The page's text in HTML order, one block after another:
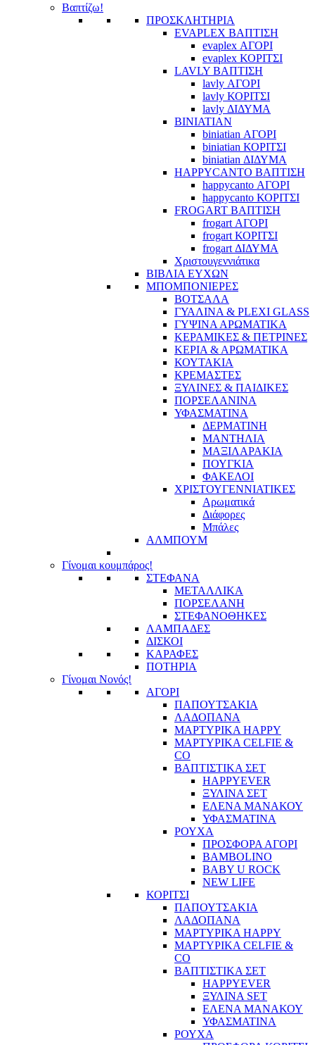
Βαπτίζω!
ΠΡΟΣΚΛΗΤΗΡΙΑ
EVAPLEX ΒΑΠΤΙΣΗ
evaplex ΑΓΟΡΙ
evaplex ΚΟΡΙΤΣΙ
LAVLY ΒΑΠΤΙΣΗ
lavly ΑΓΟΡΙ
lavly ΚΟΡΙΤΣΙ
lavly ΔΙΔΥΜΑ
BINIATIAN
biniatian ΑΓΟΡΙ
biniatian ΚΟΡΙΤΣΙ
biniatian ΔΙΔΥΜΑ
HAPPYCANTO ΒΑΠΤΙΣΗ
happycanto ΑΓΟΡΙ
happycanto ΚΟΡΙΤΣΙ
FROGART ΒΑΠΤΙΣΗ
frogart ΑΓΟΡΙ
frogart ΚΟΡΙΤΣΙ
frogart ΔΙΔΥΜΑ
Χριστουγεννιάτικα
ΒΙΒΛΙΑ ΕΥΧΩΝ
ΜΠΟΜΠΟΝΙΕΡΕΣ
ΒΟΤΣΑΛΑ
ΓΥΑΛΙΝΑ & PLEXI GLASS
ΓΥΨΙΝΑ ΑΡΩΜΑΤΙΚΑ
ΚΕΡΑΜΙΚΕΣ & ΠΕΤΡΙΝΕΣ
ΚΕΡΙΑ & ΑΡΩΜΑΤΙΚΑ
ΚΟΥΤΑΚΙΑ
ΚΡΕΜΑΣΤΕΣ
ΞΥΛΙΝΕΣ & ΠΑΙΔΙΚΕΣ
ΠΟΡΣΕΛΑΝΙΝΑ
ΥΦΑΣΜΑΤΙΝA
ΔΕΡΜΑΤΙΝΗ
ΜΑΝΤΗΛΙΑ
ΜΑΞΙΛΑΡΑΚΙΑ
ΠΟΥΓΚΙΑ
ΦΑΚΕΛΟΙ
ΧΡΙΣΤΟΥΓΕΝΝΙΑΤΙΚΕΣ
Αρωματικά
Διάφορες
Μπάλες
ΑΛΜΠΟΥΜ
Γίνομαι κουμπάρος!
ΣΤΕΦΑΝΑ
ΜΕΤΑΛΛΙΚΑ
ΠΟΡΣΕΛΑΝΗ
ΣΤΕΦΑΝΟΘΗΚΕΣ
ΛΑΜΠΑΔΕΣ
ΔΙΣΚΟΙ
ΚΑΡΑΦΕΣ
ΠΟΤΗΡΙΑ
Γίνομαι Νονός!
ΑΓΟΡΙ
ΠΑΠΟΥΤΣΑΚΙΑ
ΛΑΔΟΠΑΝΑ
ΜΑΡΤΥΡΙΚΑ HAPPY
ΜΑΡΤΥΡΙΚΑ CELFIE &
CO
ΒΑΠΤΙΣΤΙΚΑ ΣΕΤ
HAPPYEVER
ΞΥΛΙΝΑ ΣΕΤ
ΕΛΕΝΑ ΜΑΝΑΚΟΥ
ΥΦΑΣΜΑΤΙΝΑ
ΡΟΥΧΑ
ΠΡΟΣΦΟΡΑ ΑΓΟΡΙ
BAMBOLINO
BABY U ROCK
NEW LIFE
ΚΟΡΙΤΣΙ
ΠΑΠΟΥΤΣΑΚΙΑ
ΛΑΔΟΠΑΝΑ
ΜΑΡΤΥΡΙΚΑ HAPPY
ΜΑΡΤΥΡΙΚΑ CELFIE &
CO
ΒΑΠΤΙΣΤΙΚΑ ΣΕΤ
HAPPYEVER
ΞΥΛΙΝΑ SET
ΕΛΕΝΑ ΜΑΝΑΚΟΥ
ΥΦΑΣΜΑΤΙΝΑ
ΡΟΥΧΑ